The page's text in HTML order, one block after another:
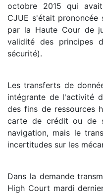
octobre 2015 qui
CJUE s'était prononcée
par la Haute Cour de
validité des principes
sécurité).
Les transferts de
intégrante de l'activité
des fins de ressources
carte de crédit ou de
navigation, mais le
incertitudes sur les
Dans la demande
High Court mardi